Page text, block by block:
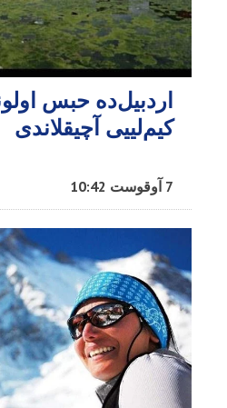
کیم‌لییی آچیقلاندی
7 آوقوست 10:42